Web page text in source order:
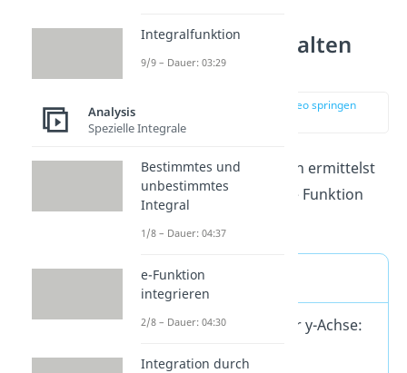
Symmetrieverhalten
bestimmen
zur Stelle im Video springen
Das Symmetrieverhalten ermittelst
du, indem du -x in deine Funktion
Merke
Achsensymmetrie zur y-Achse:
Integralfunktion
9/9 – Dauer: 03:29
Analysis
Spezielle Integrale
Bestimmtes und
unbestimmtes
Integral
1/8 – Dauer: 04:37
e-Funktion
integrieren
2/8 – Dauer: 04:30
Integration durch